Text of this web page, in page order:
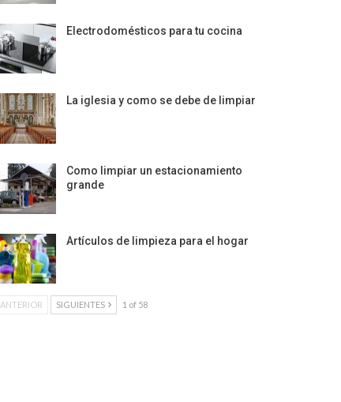
Electrodomésticos para tu cocina
La iglesia y como se debe de limpiar
Como limpiar un estacionamiento
grande
Artículos de limpieza para el hogar
ANTERIOR SIGUIENTES 1 of 58